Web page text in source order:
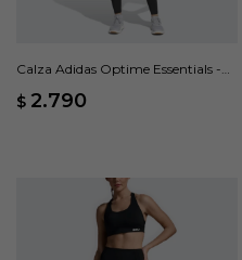
Calza Adidas Optime Essentials -
$ 2.790